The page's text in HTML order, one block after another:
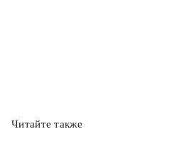
Читайте также